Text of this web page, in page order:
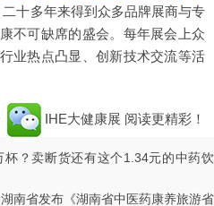
十多年来得到众多品牌展商与专
不可缺席的盛会。每年展会上众
业热点凸显、创新技术交流等活
IHE大健康展 阅读更精彩！
？卖断货还有这个1.34元的中药饮
南省发布《湖南省中医药康养旅游省